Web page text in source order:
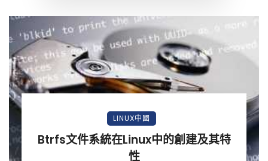
LINUX中國
Btrfs文件系統在Linux中的創建及其特
性